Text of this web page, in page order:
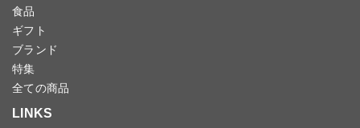
食品
ギフト
ブランド
特集
全ての商品
LINKS